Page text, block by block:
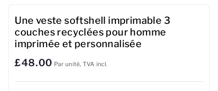
Tasses
Serviettes
Sacs
Accessoires de sport
Une veste softshell imprimable 3
couches recyclées pour homme
imprimée et personnalisée
£48.00 Par unité, TVA incl.